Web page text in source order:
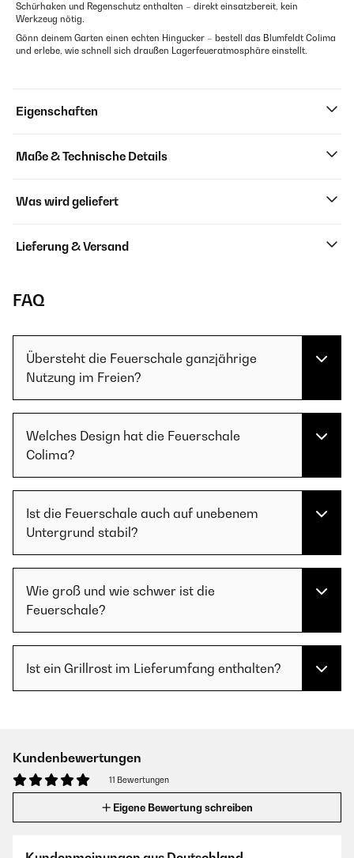
Schürhaken und Regenschutz enthalten – direkt einsatzbereit, kein
Werkzeug nötig.
Gönn deinem Garten einen echten Hingucker – bestell das Blumfeldt Colima
und erlebe, wie schnell sich draußen Lagerfeueratmosphäre einstellt.
Eigenschaften
Maße & Technische Details
Was wird geliefert
Lieferung & Versand
FAQ
Übersteht die Feuerschale ganzjährige
Nutzung im Freien?
Welches Design hat die Feuerschale
Colima?
Ist die Feuerschale auch auf unebenem
Untergrund stabil?
Wie groß und wie schwer ist die
Feuerschale?
Ist ein Grillrost im Lieferumfang enthalten?
Kundenbewertungen
11 Bewertungen
Eigene Bewertung schreiben